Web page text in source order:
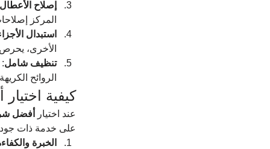
إصلاح الأعطال
المركز
استبدال
الأخرى،
تنظيف شامل
الروائح
كيفية
عند اختيار أفضل
على خدمة ذات
الخبرة